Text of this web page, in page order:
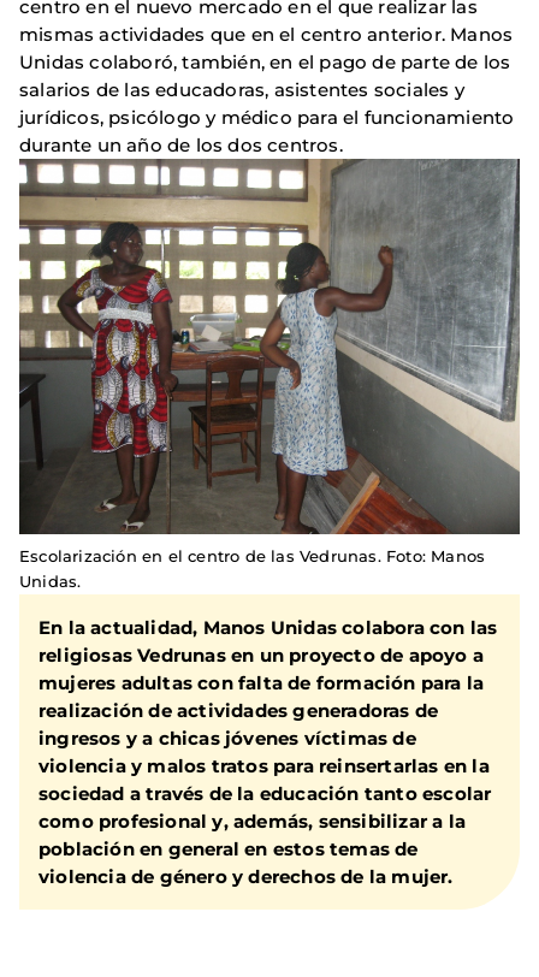
centro en el nuevo mercado en el que realizar las
mismas actividades que en el centro anterior. Manos
Unidas colaboró, también, en el pago de parte de los
salarios de las educadoras, asistentes sociales y
jurídicos, psicólogo y médico para el funcionamiento
durante un año de los dos centros.
Escolarización en el centro de las Vedrunas. Foto: Manos
Unidas.
En la actualidad, Manos Unidas colabora con las
religiosas Vedrunas en un proyecto de apoyo a
mujeres adultas con falta de formación para la
realización de actividades generadoras de
ingresos y a chicas jóvenes víctimas de
violencia y malos tratos para reinsertarlas en la
sociedad a través de la educación tanto escolar
como profesional y, además, sensibilizar a la
población en general en estos temas de
violencia de género y derechos de la mujer.